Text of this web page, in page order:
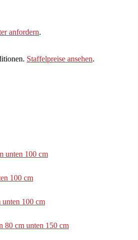
anfordern.
Staffelpreise ansehen.
unten 100 cm
100 cm
100 cm
80 cm unten 150 cm